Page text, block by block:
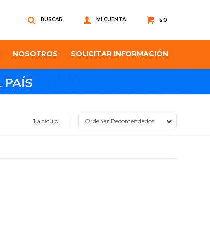
NOSOTROS SOLICITAR INFORMACIÓN
$0
1 artículo Recomendados